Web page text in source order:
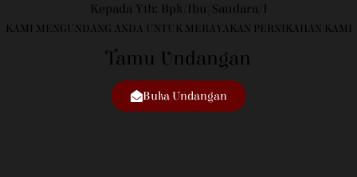
Kepada Yth: Bpk/Ibu/Saudara/i
KAMI MENGUNDANG ANDA UNTUK MERAYAKAN PERNIKAHAN KAMI
Tamu Undangan
Buka Undangan